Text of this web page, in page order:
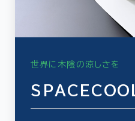
世界に木陰の涼しさを
SPACECOOL